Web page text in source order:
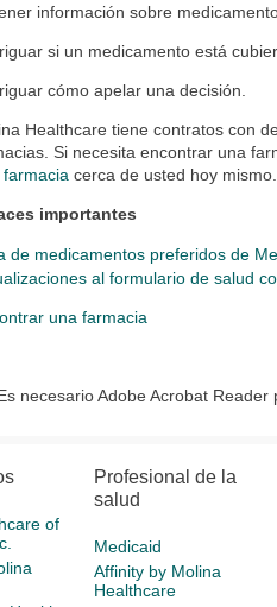
información sobre
si un medicamento está
cómo apelar una decisión.
Healthcare tiene contratos con
Si necesita encontrar una
cerca de usted hoy mismo.
importantes
de medicamentos preferidos de
al formulario de salud
una farmacia
necesario Adobe Acrobat
of
Profesional de la
salud
Medicaid
Affinity by Molina
Healthcare